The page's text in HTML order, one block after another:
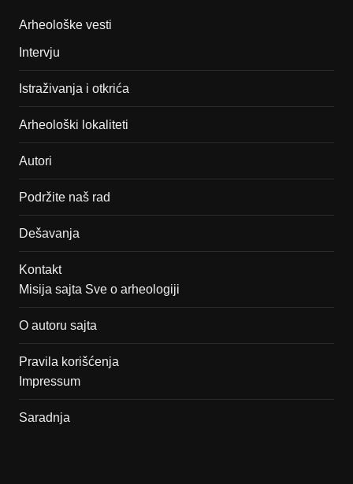
Arheološke vesti
Intervju
Istraživanja i otkrića
Arheološki lokaliteti
Autori
Podržite naš rad
Dešavanja
Kontakt
Misija sajta Sve o arheologiji
O autoru sajta
Pravila korišćenja
Impressum
Saradnja